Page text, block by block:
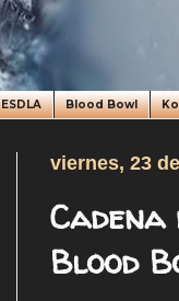
ESDLA Blood Bowl
viernes, 23
Blood